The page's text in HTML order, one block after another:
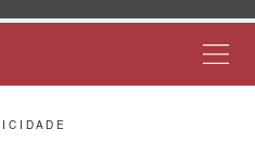
C I D A D E